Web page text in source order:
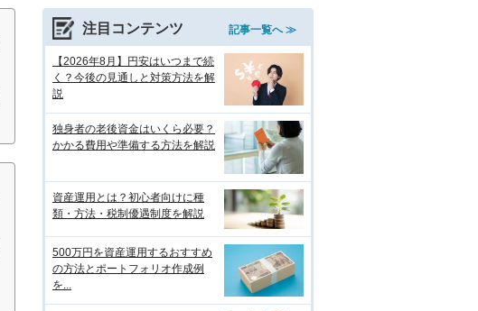
注目コンテンツ 記事一覧へ ≫
【2026年8月】円安はいつまで続
く？今後の見通しと対策方法を解
説
独身者の老後資金はいくら必要？
かかる費用や準備する方法を解説
資産運用とは？初心者向けに種
類・方法・税制優遇制度を解説
500万円を資産運用するおすすめ
の方法とポートフォリオ作成例
を...